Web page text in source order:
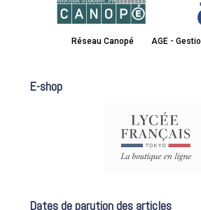
Réseau Canopé AGE -
E-shop
Dates de parution des articles